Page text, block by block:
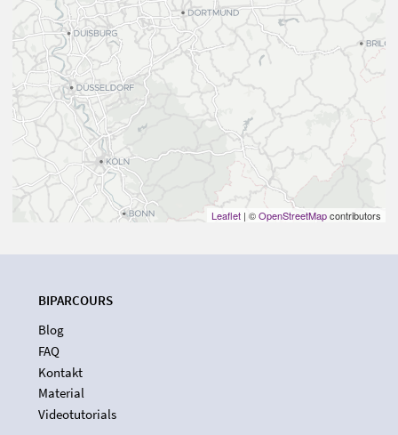
Leaflet | ©OpenStreetMapcontributors
BIPARCOURS
Blog
FAQ
Kontakt
Material
Videotutorials